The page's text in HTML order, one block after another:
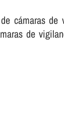
cámaras de
de